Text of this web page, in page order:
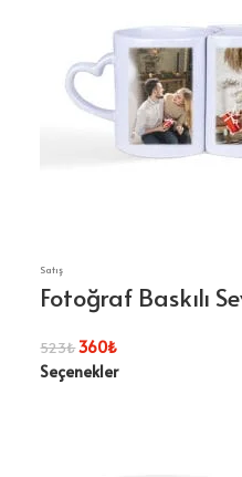
Satış
Fotoğraf Baskılı
523₺360₺
Seçenekler